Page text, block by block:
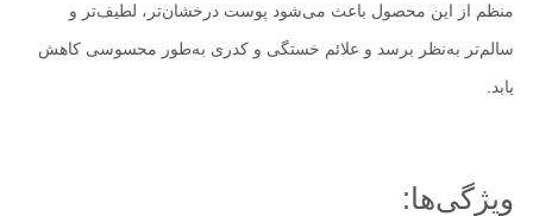
منظم از این محصول باعث می‌شود پوست درخشان‌تر، لطیف‌تر و
سالم‌تر به‌نظر برسد و علائم خستگی و کدری به‌طور محسوسی کاهش
یابد.
ویژگی‌ها: